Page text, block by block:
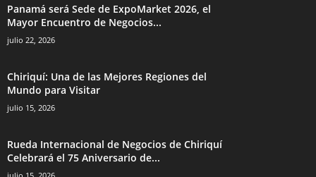
Panamá será Sede de ExpoMarket 2026, el
Mayor Encuentro de Negocios...
julio 22, 2026
Chiriquí: Una de las Mejores Regiones del
Mundo para Visitar
julio 15, 2026
Rueda Internacional de Negocios de Chiriquí
Celebrará el 75 Aniversario de...